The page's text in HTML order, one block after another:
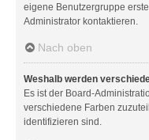
eigene Benutzergruppe
Administrator kontaktieren.
Nach oben
Weshalb werden
Es ist der Board-
verschiedene Farben
identifizieren sind.